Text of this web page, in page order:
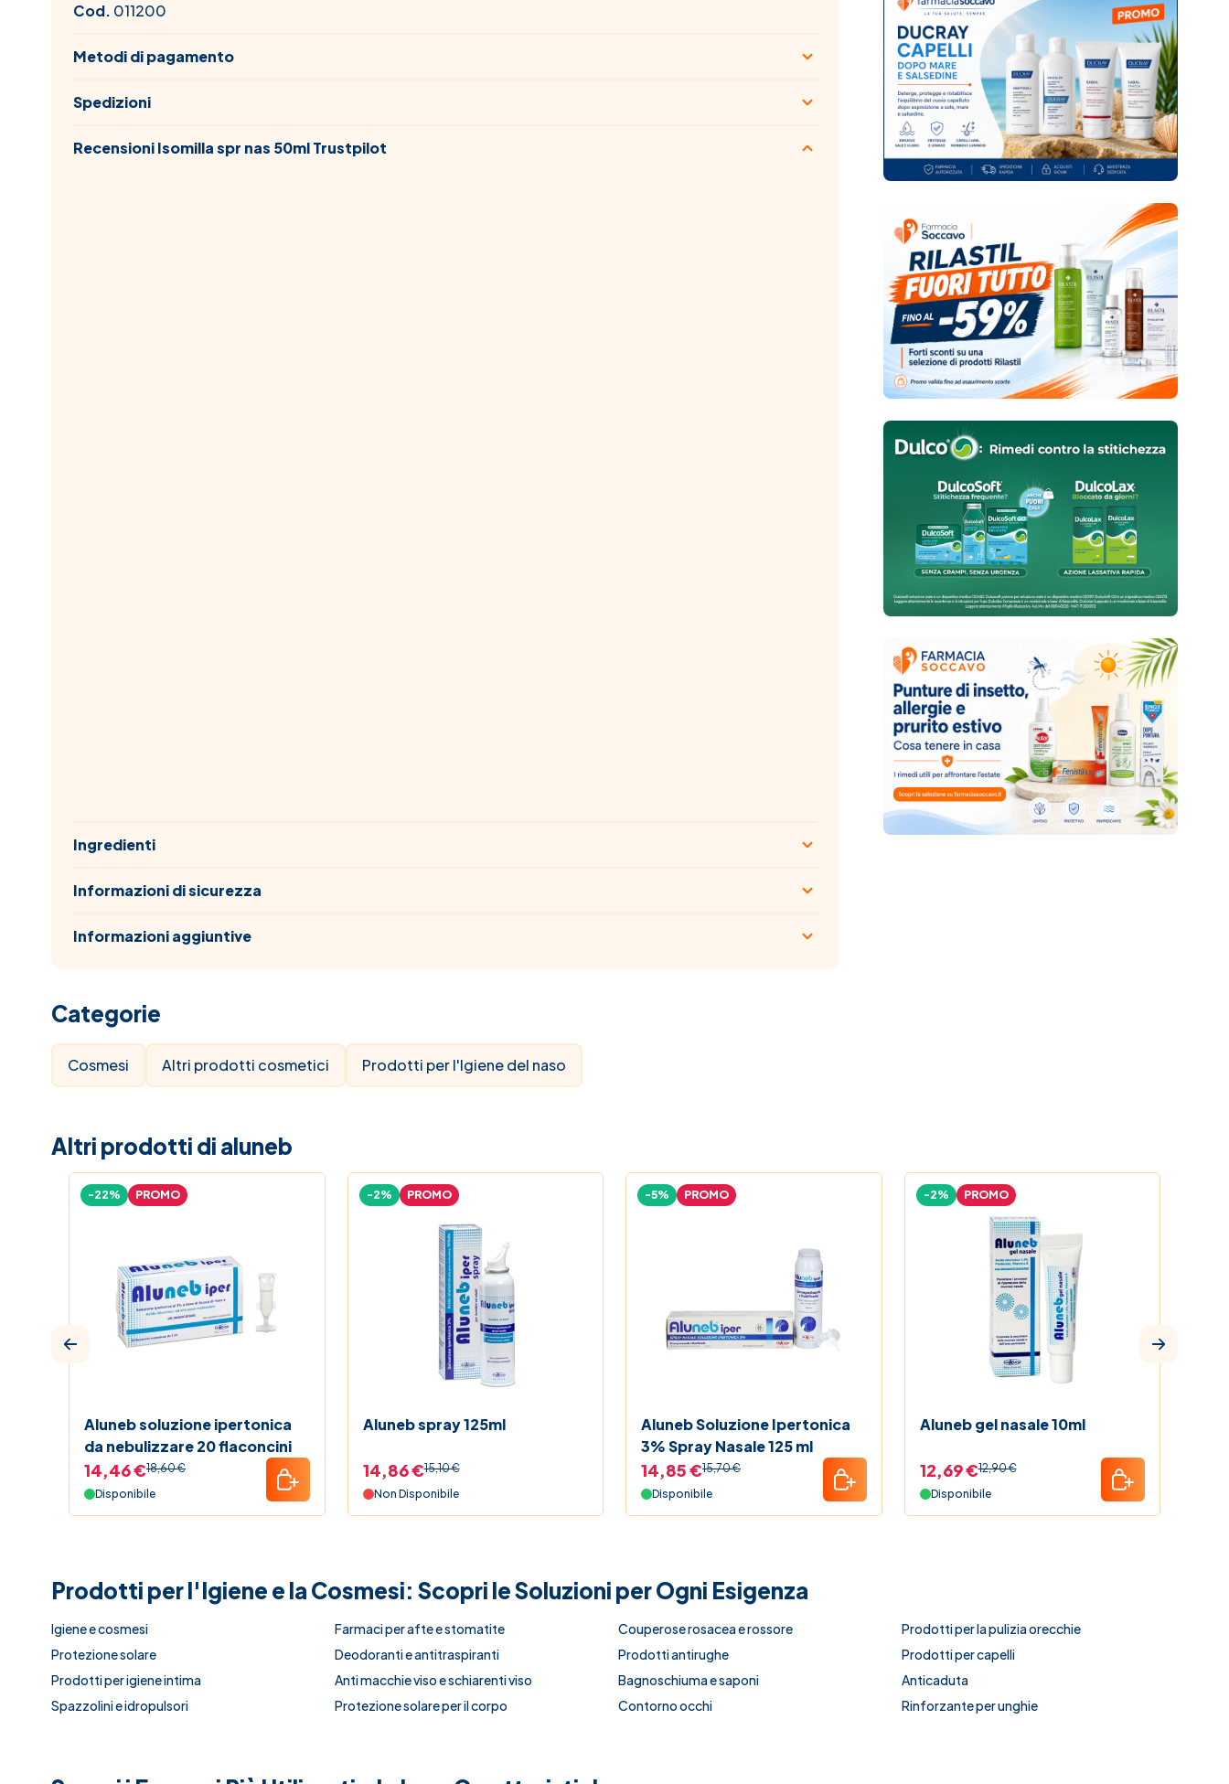
Cod. 011200
Metodi di pagamento
Spedizioni
Recensioni Isomilla spr nas 50ml Trustpilot
Ingredienti
Informazioni di sicurezza
Informazioni aggiuntive
Categorie
Cosmesi Altri prodotti cosmetici Prodotti per l'Igiene del naso
Altri prodotti di aluneb
Aluneb soluzione ipertonica
da nebulizzare 20 flaconcini
-22% PROMO
14,46 €18,60 €
Disponibile
Aluneb spray 125ml
-2% PROMO
14,86 €15,10 €
Non Disponibile
Aluneb Soluzione Ipertonica
3% Spray Nasale 125 ml
-5% PROMO
14,85 €15,70 €
Disponibile
Aluneb gel nasale 10ml
-2% PROMO
12,69 €12,90 €
Disponibile
Prodotti per l'Igiene e la Cosmesi: Scopri le Soluzioni per Ogni Esigenza
Igiene e cosmesi Farmaci per afte e stomatite Couperose rosacea e rossore
Prodotti per la pulizia orecchie
Protezione solare
Deodoranti e antitraspiranti Prodotti antirughe
Prodotti per capelli
Prodotti per igiene intima
Anti macchie viso e schiarenti viso Bagnoschiuma e saponi
Anticaduta
Spazzolini e idropulsori
Protezione solare per il corpo Contorno occhi Rinforzante per unghie